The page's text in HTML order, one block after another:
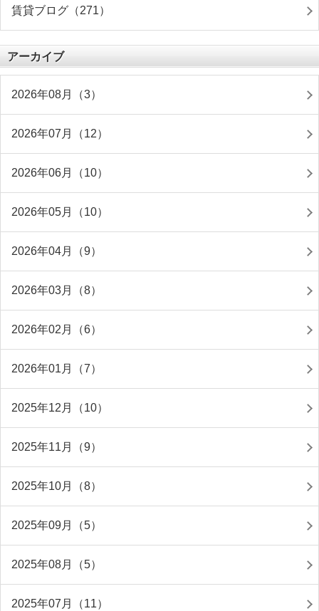
賃貸ブログ（271）
アーカイブ
2026年08月（3）
2026年07月（12）
2026年06月（10）
2026年05月（10）
2026年04月（9）
2026年03月（8）
2026年02月（6）
2026年01月（7）
2025年12月（10）
2025年11月（9）
2025年10月（8）
2025年09月（5）
2025年08月（5）
2025年07月（11）